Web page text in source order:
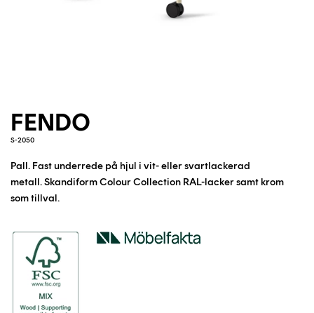
FENDO
S-2050
Pall. Fast underrede på hjul i vit- eller svartlackerad
metall.Skandiform Colour Collection RAL-lacker samt krom
som tillval.